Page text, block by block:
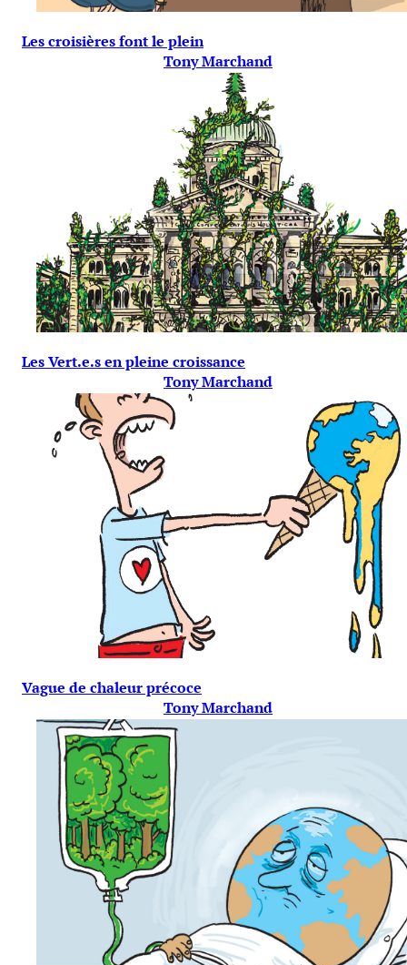
Les croisières font le plein
Tony Marchand
Les Vert.e.s en pleine croissance
Tony Marchand
Vague de chaleur précoce
Tony Marchand